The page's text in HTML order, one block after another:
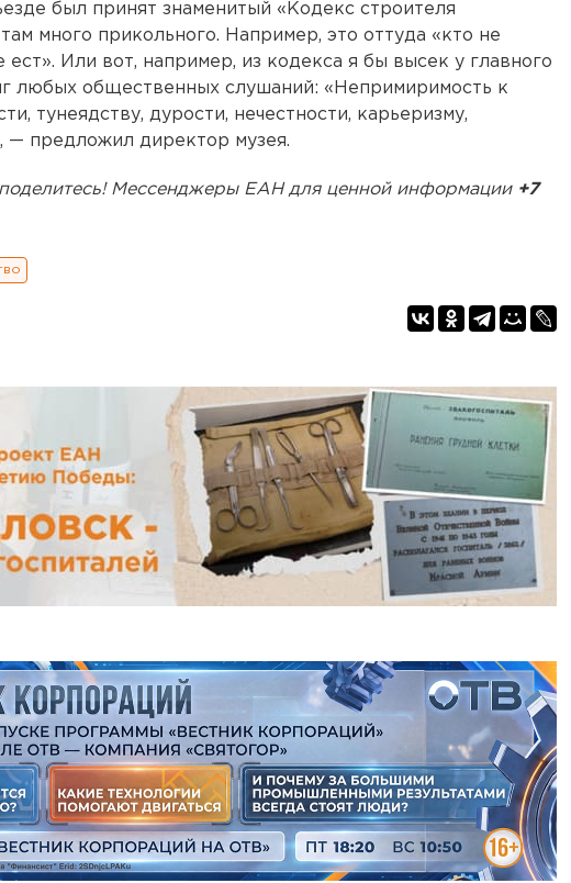
был принят знаменитый «Кодекс строителя
много прикольного. Например, это оттуда «кто не
ест». Или вот, например, из кодекса я бы высек у главного
любых общественных слушаний: «Непримиримость к
тунеядству, дурости, нечестности, карьеризму,
— предложил директор музея.
Мессенджеры ЕАН для ценной информации +7